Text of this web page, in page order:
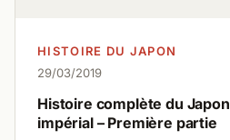
HISTOIRE DU JAPON
29/03/2019
Histoire complète du Japon
impérial – Première partie